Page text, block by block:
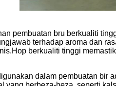
pembuatan bru berkualiti
terhadap aroma dan
berkualiti tinggi
dalam pembuatan bir